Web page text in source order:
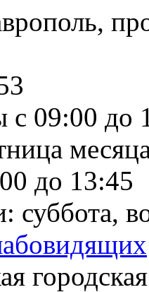
с 09:00 до
до 13:45
суббота,